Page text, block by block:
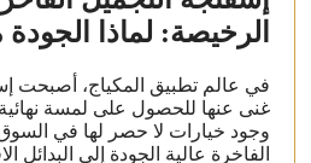
الرخيصة: لماذا
في عالم تطبيق المكياج، أصبحت
غنى عنها للحصول على لمسة
وجود خيارات لا حصر لها في
الفاخرة عالية الجودة إلى البدائل